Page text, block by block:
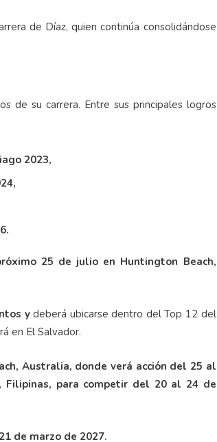
de Díaz, quien continúa consolidándose
de su carrera. Entre sus principales logros
2023,
25 de julio en Huntington Beach,
ydeberá ubicarse dentro del Top 12 del
en El Salvador.
Australia, donde verá acción del 25 al
Filipinas, para competir del 20 al 24 de
de marzo de 2027.